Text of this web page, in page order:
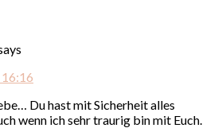
Du hast mit Sicherheit alles
wenn ich sehr traurig bin mit Euch.